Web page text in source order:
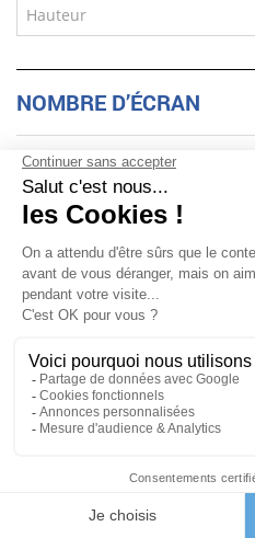
Hauteur
NOMBRE D’ÉCRAN
Nombre d'écran
TECHNOLOGIE D’ÉCRAN
Technologie d'écran
WIFI